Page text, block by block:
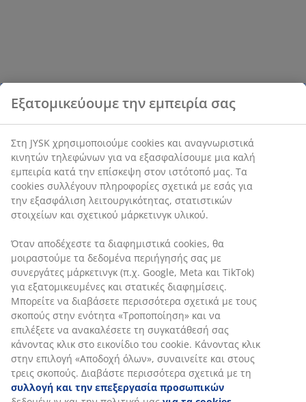
Εξατομικεύουμε την εμπειρία σας
Στη JYSK χρησιμοποιούμε cookies και αναγνωριστικά
κινητών τηλεφώνων για να εξασφαλίσουμε μια καλή
εμπειρία κατά την επίσκεψη στον ιστότοπό μας. Τα
cookies συλλέγουν πληροφορίες σχετικά με εσάς για
την εξασφάλιση λειτουργικότητας, στατιστικών
στοιχείων και σχετικού μάρκετινγκ υλικού.
Όταν αποδέχεστε τα διαφημιστικά cookies, θα
μοιραστούμε τα δεδομένα περιήγησής σας με
συνεργάτες μάρκετινγκ (π.χ. Google, Meta και TikTok)
για εξατομικευμένες και στατικές διαφημίσεις.
Μπορείτε να διαβάσετε περισσότερα σχετικά με τους
σκοπούς στην ενότητα «Τροποποίηση» και να
επιλέξετε να ανακαλέσετε τη συγκατάθεσή σας
κάνοντας κλικ στο εικονίδιο του cookie. Κάνοντας κλικ
στην επιλογή «Αποδοχή όλων», συναινείτε και στους
τρεις σκοπούς. Διαβάστε περισσότερα σχετικά με τη
συλλογή και την επεξεργασία προσωπικών